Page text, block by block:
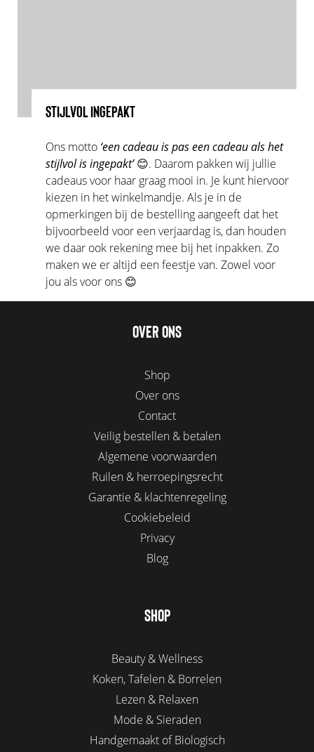
STIJLVOL INGEPAKT
Ons motto ‘een cadeau is pas een cadeau als het
stijlvol is ingepakt’😊. Daarom pakken wij jullie
cadeaus voor haar graag mooi in. Je kunt hiervoor
kiezen in het winkelmandje. Als je in de
opmerkingen bij de bestelling aangeeft dat het
bijvoorbeeld voor een verjaardag is, dan houden
we daar ook rekening mee bij het inpakken. Zo
maken we er altijd een feestje van. Zowel voor
jou als voor ons 😊
OVER ONS
Shop
Over ons
Contact
Veilig bestellen & betalen
Algemene voorwaarden
Ruilen & herroepingsrecht
Garantie & klachtenregeling
Cookiebeleid
Privacy
Blog
SHOP
Beauty & Wellness
Koken, Tafelen & Borrelen
Lezen & Relaxen
Mode & Sieraden
Handgemaakt of Biologisch